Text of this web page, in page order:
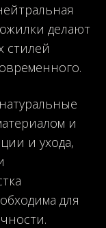
делают
стилей
и
и ухода,
для